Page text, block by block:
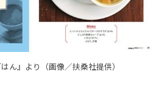
ん』より（画像／扶桑社提供）